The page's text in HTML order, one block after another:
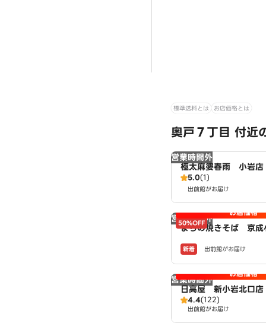
標準送料とは お店価格とは
奥戸７丁目 付近
営業時間外
極太麻婆春雨 小岩店
5.0(1)
出前館がお届け
営業時間外
50%OFF
お店価格
まちの焼きそば 京成
新着 出前館がお届け
営業時間外 お店価格
日高屋 新小岩北口店
4.4(122)
出前館がお届け